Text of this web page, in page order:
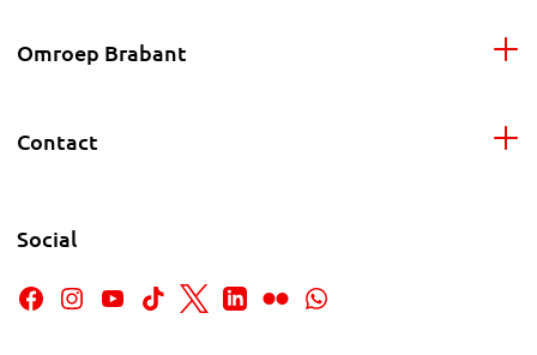
Omroep Brabant
Contact
Social